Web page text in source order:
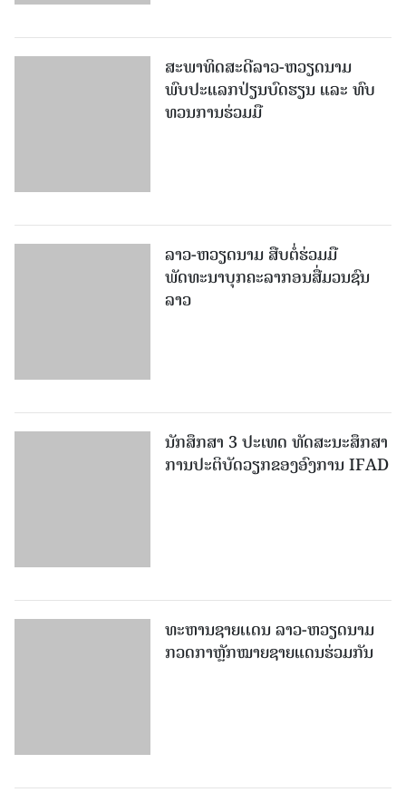
ສະພາທິດສະດີລາວ-ຫວຽດນາມ
ພົບປະແລກປ່ຽນບົດຮຽນ ແລະ ທົບ
ທວນການຮ່ວມມື
ລາວ-ຫວຽດ​ນາມ ສືບ​ຕໍ່​ຮ່ວມ​ມື
ພັດທະນາບຸກຄະລາກອນສື່ມວນຊົນ
ລາວ
ນັກສຶກສາ 3 ປະເທດ ທັດ​ສະ​ນະ​ສຶກ​ສາ
ການປະຕິບັດວຽກຂອງອົງການ IFAD
ທະຫານຊາຍເເດນ ລາວ-ຫວຽດນາມ
ກວດກາຫຼັກໝາຍຊາຍແດນຮ່ວມກັນ